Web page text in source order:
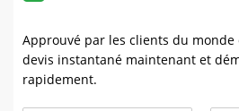
Approuvé par les clients du
devis instantané maintenant et
rapidement.